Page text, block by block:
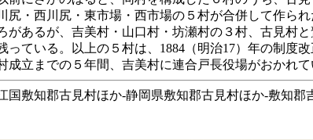
尻・西川尻・東市場・西市場の５村が合併して作ら
があるが、吉美村・山口村・坊瀬村の３村、古見村
っている。以上の５村は、1884（明治17）年の制度
成立までの５年間、吉美村に連合戸長役場がおかれて
国敷知郡古見村ほか‐静岡県敷知郡古見村ほか‐敷知郡